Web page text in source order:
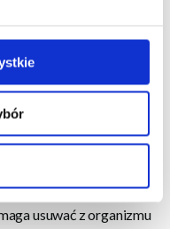
który staje się
stresu katabolicznego.
substratów w
w wątrobie. Jest
sposób spełnia istotną
usuwać z organizmu